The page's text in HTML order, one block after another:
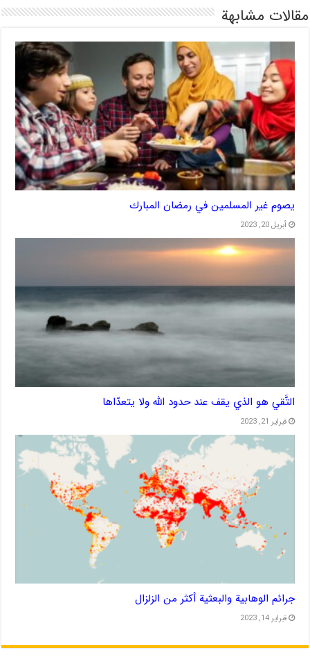
مقالات مشابهة
يصوم غير المسلمين في رمضان المبارك
أبريل 20, 2023
التَّقي هو الذي يقف عند حدود الله ولا يتعدّاها
فبراير 21, 2023
جرائم الوهابية والبعثية أكثر من الزلزال
فبراير 14, 2023